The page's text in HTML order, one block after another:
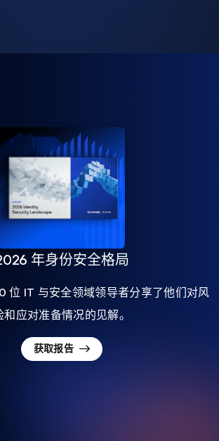
年身份安全格局
位 IT 与安全领域领导者分享了他们对风
和应对准备情况的见解。
获取报告